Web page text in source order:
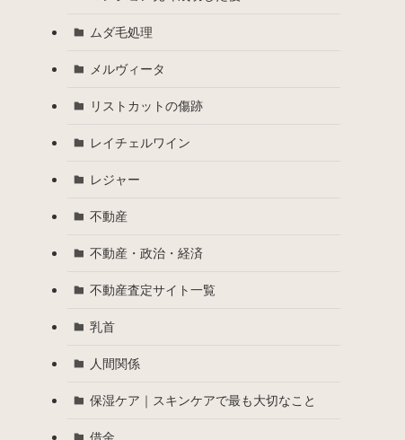
ムダ毛処理
メルヴィータ
リストカットの傷跡
レイチェルワイン
レジャー
不動産
不動産・政治・経済
不動産査定サイト一覧
乳首
人間関係
保湿ケア｜スキンケアで最も大切なこと